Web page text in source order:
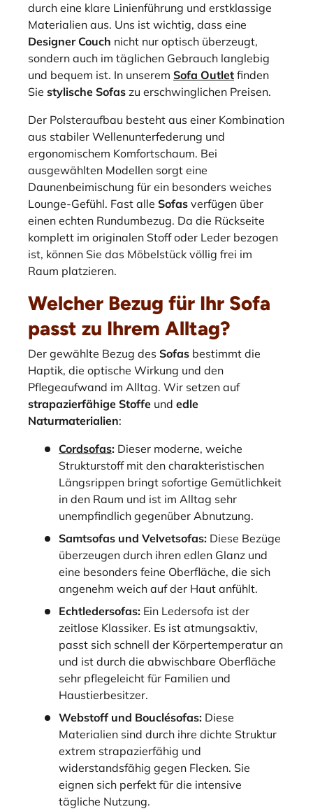
durch eine klare Linienführung und erstklassige
Materialien aus. Uns ist wichtig, dass eine
Designer Couch nicht nur optisch überzeugt,
sondern auch im täglichen Gebrauch langlebig
und bequem ist. In unserem Sofa Outlet finden
Sie stylische Sofas zu erschwinglichen Preisen.
Der Polsteraufbau besteht aus einer Kombination
aus stabiler Wellenunterfederung und
ergonomischem Komfortschaum. Bei
ausgewählten Modellen sorgt eine
Daunenbeimischung für ein besonders weiches
Lounge-Gefühl. Fast alle Sofas verfügen über
einen echten Rundumbezug. Da die Rückseite
komplett im originalen Stoff oder Leder bezogen
ist, können Sie das Möbelstück völlig frei im
Raum platzieren.
Welcher Bezug für Ihr Sofa
passt zu Ihrem Alltag?
Der gewählte Bezug des Sofas bestimmt die
Haptik, die optische Wirkung und den
Pflegeaufwand im Alltag. Wir setzen auf
strapazierfähige Stoffe und edle
Naturmaterialien:
Cordsofas: Dieser moderne, weiche
Strukturstoff mit den charakteristischen
Längsrippen bringt sofortige Gemütlichkeit
in den Raum und ist im Alltag sehr
unempfindlich gegenüber Abnutzung.
Samtsofas und Velvetsofas: Diese Bezüge
überzeugen durch ihren edlen Glanz und
eine besonders feine Oberfläche, die sich
angenehm weich auf der Haut anfühlt.
Echtledersofas: Ein Ledersofa ist der
zeitlose Klassiker. Es ist atmungsaktiv,
passt sich schnell der Körpertemperatur an
und ist durch die abwischbare Oberfläche
sehr pflegeleicht für Familien und
Haustierbesitzer.
Webstoff und Bouclésofas: Diese
Materialien sind durch ihre dichte Struktur
extrem strapazierfähig und
widerstandsfähig gegen Flecken. Sie
eignen sich perfekt für die intensive
tägliche Nutzung.